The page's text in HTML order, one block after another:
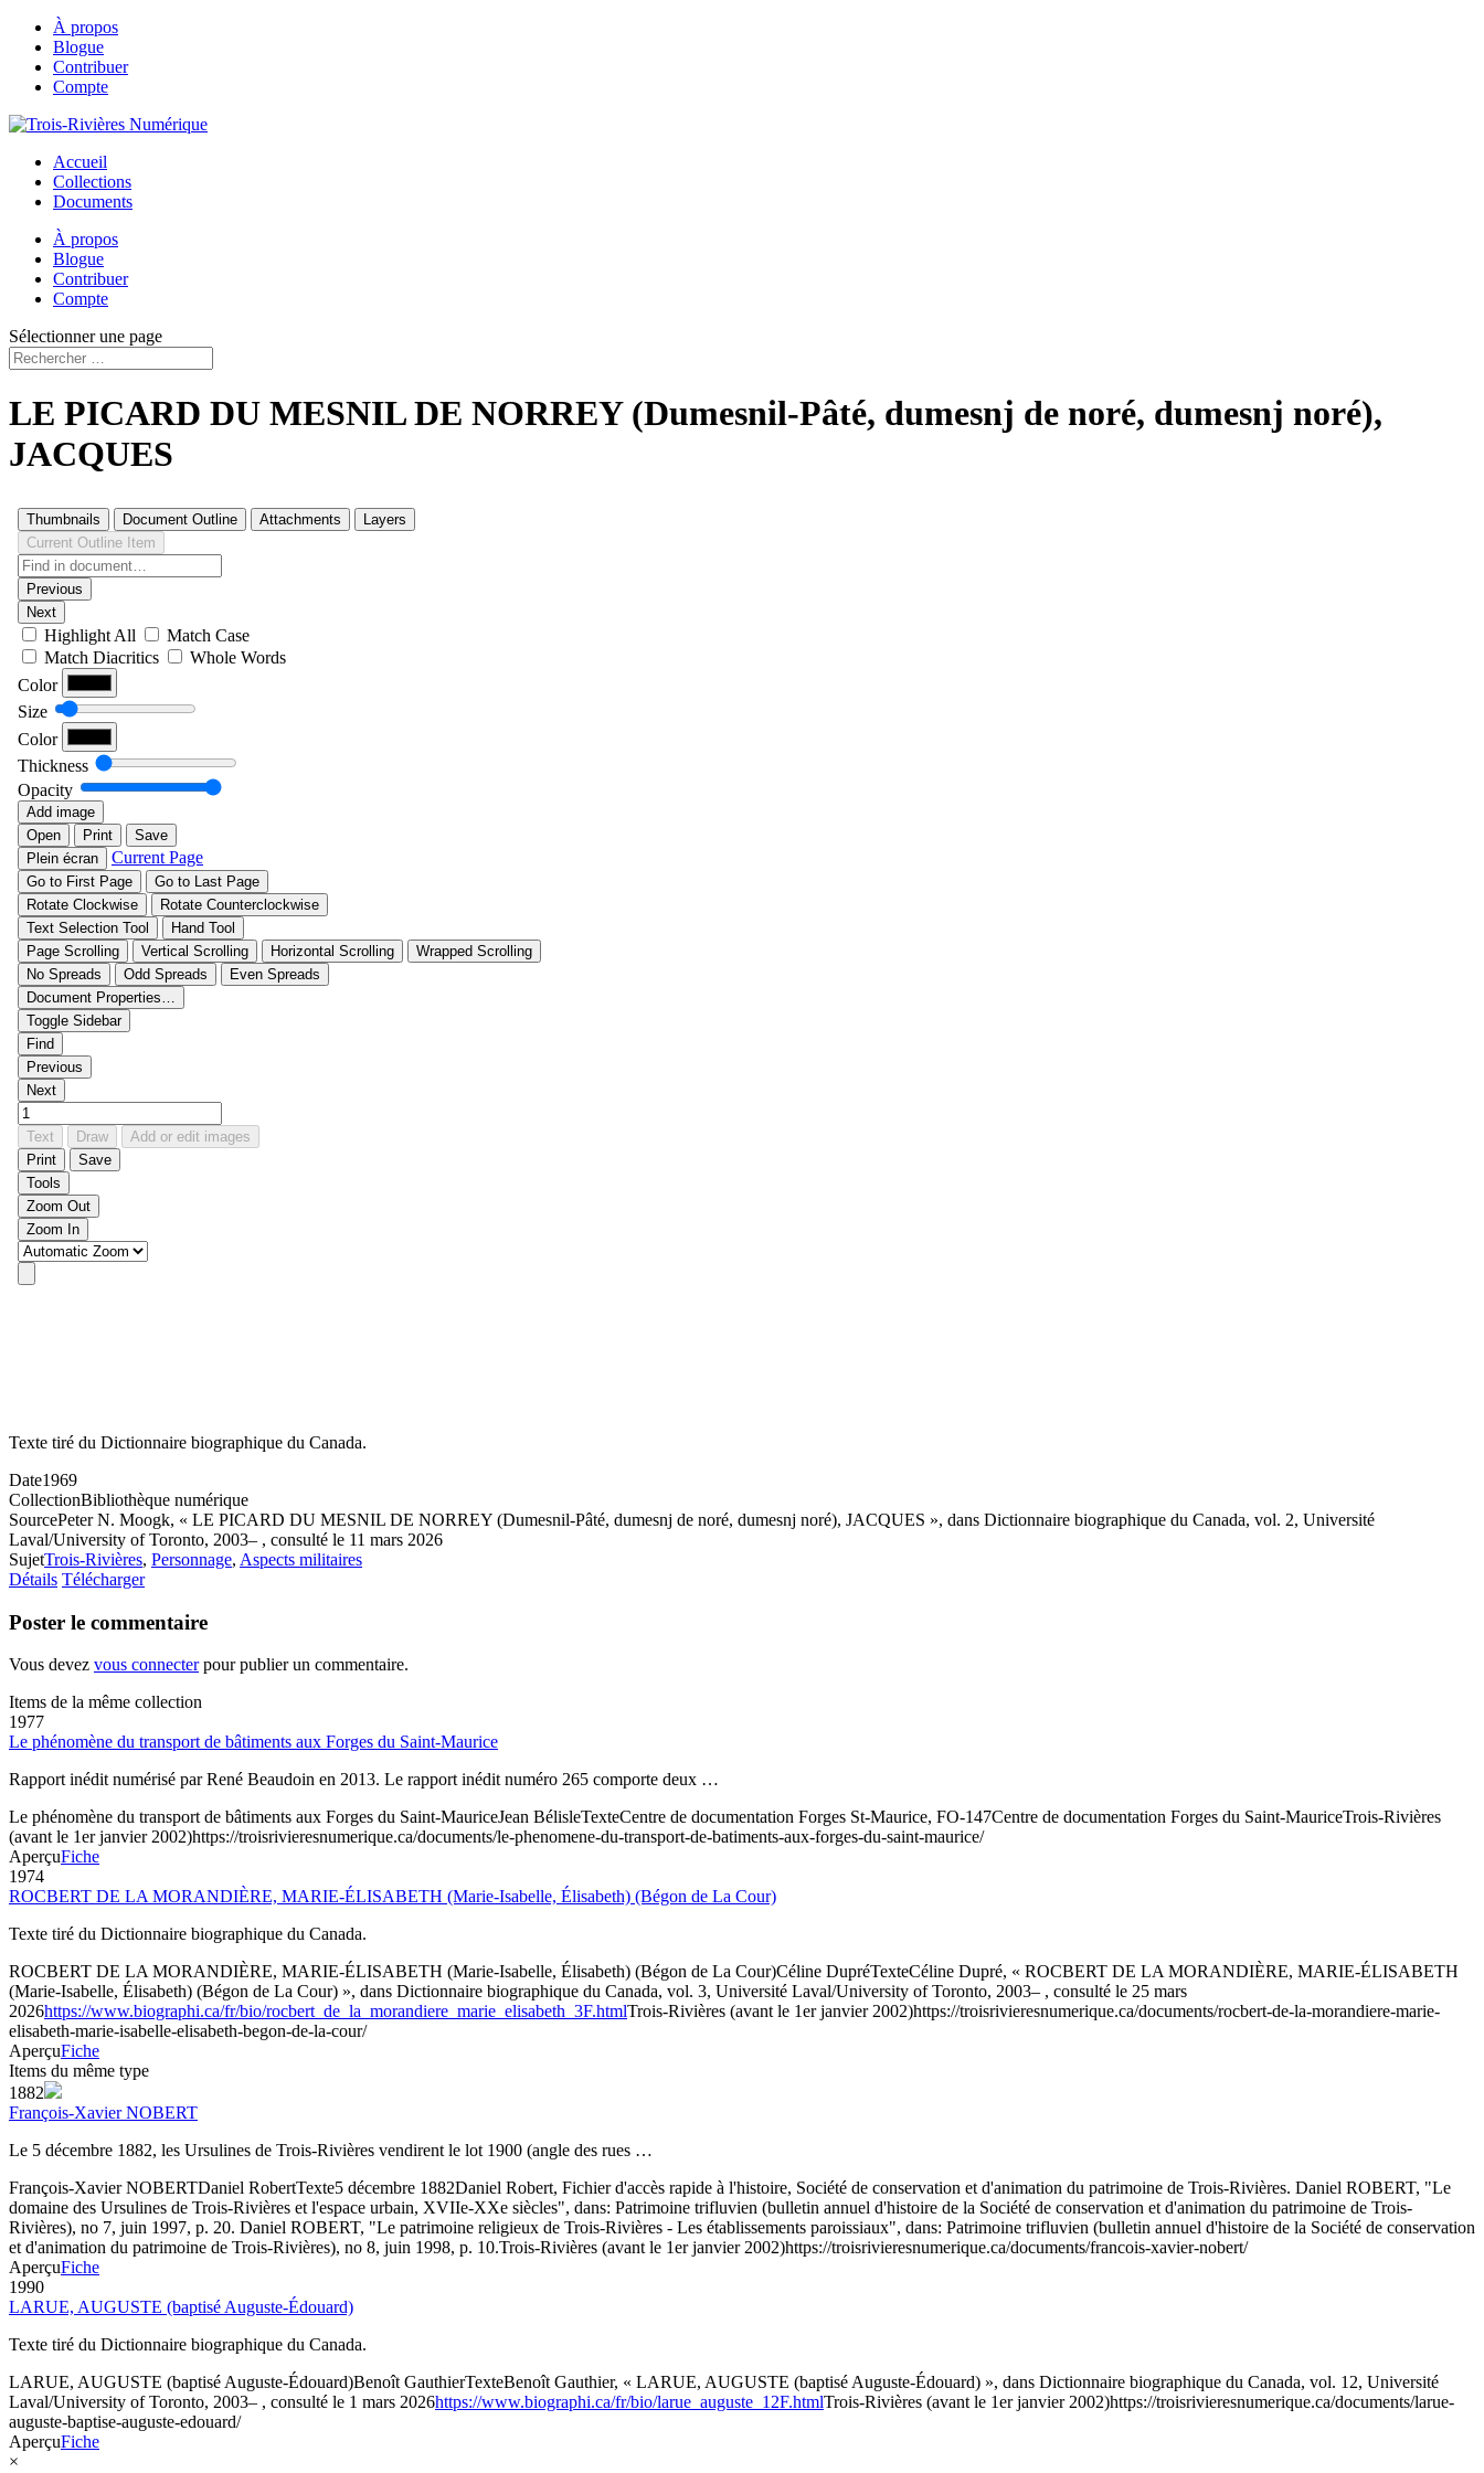
À propos
Blogue
Contribuer
Compte
Accueil
Collections
Documents
À propos
Blogue
Contribuer
Compte
Sélectionner une page
LE PICARD DU MESNIL DE NORREY (Dumesnil-Pâté, dumesnj de noré, dumesnj noré),
JACQUES
Texte tiré du Dictionnaire biographique du Canada.
Date1969
CollectionBibliothèque numérique
SourcePeter N. Moogk, « LE PICARD DU MESNIL DE NORREY (Dumesnil-Pâté, dumesnj de noré, dumesnj noré), JACQUES », dans Dictionnaire biographique du Canada, vol. 2, Université
Laval/University of Toronto, 2003– , consulté le 11 mars 2026
SujetTrois-Rivières, Personnage, Aspects militaires
Détails Télécharger
Poster le commentaire
Vous devez vous connecterpour publier un commentaire.
Items de la même collection
1977
Le phénomène du transport de bâtiments aux Forges du Saint-Maurice
Rapport inédit numérisé par René Beaudoin en 2013. Le rapport inédit numéro 265 comporte deux …
Le phénomène du transport de bâtiments aux Forges du Saint-MauriceJean BélisleTexteCentre de documentation Forges St-Maurice, FO-147Centre de documentation Forges du Saint-MauriceTrois-Rivières
(avant le 1er janvier 2002)https://troisrivieresnumerique.ca/documents/le-phenomene-du-transport-de-batiments-aux-forges-du-saint-maurice/
AperçuFiche
1974
ROCBERT DE LA MORANDIÈRE, MARIE-ÉLISABETH (Marie-Isabelle, Élisabeth) (Bégon de La Cour)
Texte tiré du Dictionnaire biographique du Canada.
ROCBERT DE LA MORANDIÈRE, MARIE-ÉLISABETH (Marie-Isabelle, Élisabeth) (Bégon de La Cour)Céline DupréTexteCéline Dupré, « ROCBERT DE LA MORANDIÈRE, MARIE-ÉLISABETH
(Marie-Isabelle, Élisabeth) (Bégon de La Cour) », dans Dictionnaire biographique du Canada, vol. 3, Université Laval/University of Toronto, 2003– , consulté le 25 mars
2026https://www.biographi.ca/fr/bio/rocbert_de_la_morandiere_marie_elisabeth_3F.htmlTrois-Rivières (avant le 1er janvier 2002)https://troisrivieresnumerique.ca/documents/rocbert-de-la-morandiere-marie-
elisabeth-marie-isabelle-elisabeth-begon-de-la-cour/
AperçuFiche
Items du même type
1882
François-Xavier NOBERT
Le 5 décembre 1882, les Ursulines de Trois-Rivières vendirent le lot 1900 (angle des rues …
François-Xavier NOBERTDaniel RobertTexte5 décembre 1882Daniel Robert, Fichier d'accès rapide à l'histoire, Société de conservation et d'animation du patrimoine de Trois-Rivières. Daniel ROBERT, "Le
domaine des Ursulines de Trois-Rivières et l'espace urbain, XVIIe-XXe siècles", dans: Patrimoine trifluvien (bulletin annuel d'histoire de la Société de conservation et d'animation du patrimoine de Trois-
Rivières), no 7, juin 1997, p. 20. Daniel ROBERT, "Le patrimoine religieux de Trois-Rivières - Les établissements paroissiaux", dans: Patrimoine trifluvien (bulletin annuel d'histoire de la Société de conservation
et d'animation du patrimoine de Trois-Rivières), no 8, juin 1998, p. 10.Trois-Rivières (avant le 1er janvier 2002)https://troisrivieresnumerique.ca/documents/francois-xavier-nobert/
AperçuFiche
1990
LARUE, AUGUSTE (baptisé Auguste-Édouard)
Texte tiré du Dictionnaire biographique du Canada.
LARUE, AUGUSTE (baptisé Auguste-Édouard)Benoît GauthierTexteBenoît Gauthier, « LARUE, AUGUSTE (baptisé Auguste-Édouard) », dans Dictionnaire biographique du Canada, vol. 12, Université
Laval/University of Toronto, 2003– , consulté le 1 mars 2026https://www.biographi.ca/fr/bio/larue_auguste_12F.htmlTrois-Rivières (avant le 1er janvier 2002)https://troisrivieresnumerique.ca/documents/larue-
auguste-baptise-auguste-edouard/
AperçuFiche
×